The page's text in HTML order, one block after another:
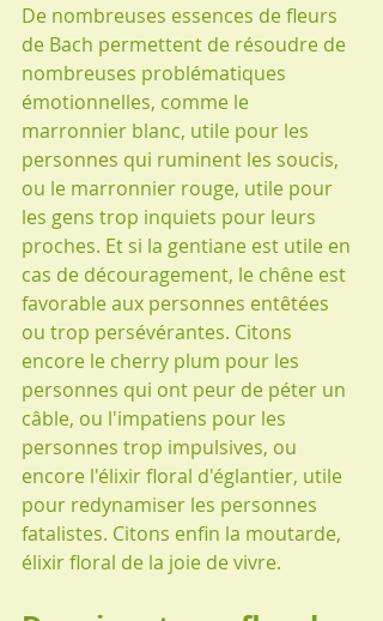
De nombreuses essences de fleurs
de Bach permettent de résoudre de
nombreuses problématiques
émotionnelles, comme le
marronnier blanc, utile pour les
personnes qui ruminent les soucis,
ou le marronnier rouge, utile pour
les gens trop inquiets pour leurs
proches. Et si la gentiane est utile en
cas de découragement, le chêne est
favorable aux personnes entêtées
ou trop persévérantes. Citons
encore le cherry plum pour les
personnes qui ont peur de péter un
câble, ou l'impatiens pour les
personnes trop impulsives, ou
encore l'élixir floral d'églantier, utile
pour redynamiser les personnes
fatalistes. Citons enfin la moutarde,
élixir floral de la joie de vivre.